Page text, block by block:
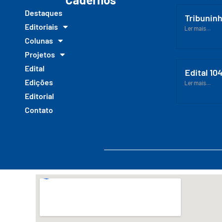
Destaques
Editoriais
Colunas
Projetos
Edital
Edições
Editorial
Contato
Ler mais...
Edital
Ler mais...